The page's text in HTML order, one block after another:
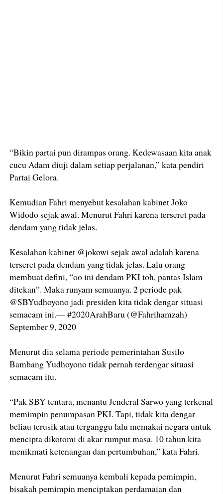
“Bikin partai pun dirampas orang. Kedewasaan kita anak
cucu Adam diuji dalam setiap perjalanan,” kata pendiri
Partai Gelora.
Kemudian Fahri menyebut kesalahan kabinet Joko
Widodo sejak awal. Menurut Fahri karena terseret pada
dendam yang tidak jelas.
Kesalahan kabinet @jokowi sejak awal adalah karena
terseret pada dendam yang tidak jelas. Lalu orang
membuat defini, “oo ini dendam PKI toh, pantas Islam
ditekan”. Maka runyam semuanya. 2 periode pak
@SBYudhoyono jadi presiden kita tidak dengar situasi
semacam ini.— #2020ArahBaru (@Fahrihamzah)
September 9, 2020
Menurut dia selama periode pemerintahan Susilo
Bambang Yudhoyono tidak pernah terdengar situasi
semacam itu.
“Pak SBY tentara, menantu Jenderal Sarwo yang terkenal
memimpin penumpasan PKI. Tapi, tidak kita dengar
beliau terusik atau terganggu lalu memakai negara untuk
mencipta dikotomi di akar rumput masa. 10 tahun kita
menikmati ketenangan dan pertumbuhan,” kata Fahri.
Menurut Fahri semuanya kembali kepada pemimpin,
bisakah pemimpin menciptakan perdamaian dan